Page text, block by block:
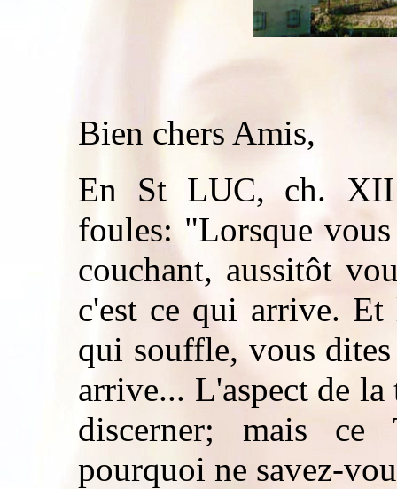
Bien chers Amis,
En St LUC, ch.
foules: "Lorsque
couchant, aussitôt
c'est ce qui arrive.
qui souffle, vous
arrive... L'aspect de
discerner; mais ce
pourquoi ne savez-